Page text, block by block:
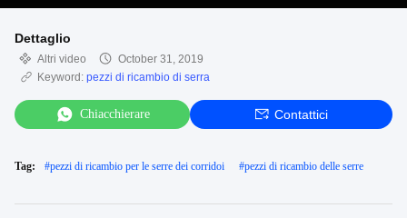
Dettaglio
Altri video
October 31, 2019
Keyword: pezzi di ricambio di serra
Chiacchierare Contattici
Tag: #pezzi di ricambio per le serre dei corridoi #pezzi di ricambio delle serre